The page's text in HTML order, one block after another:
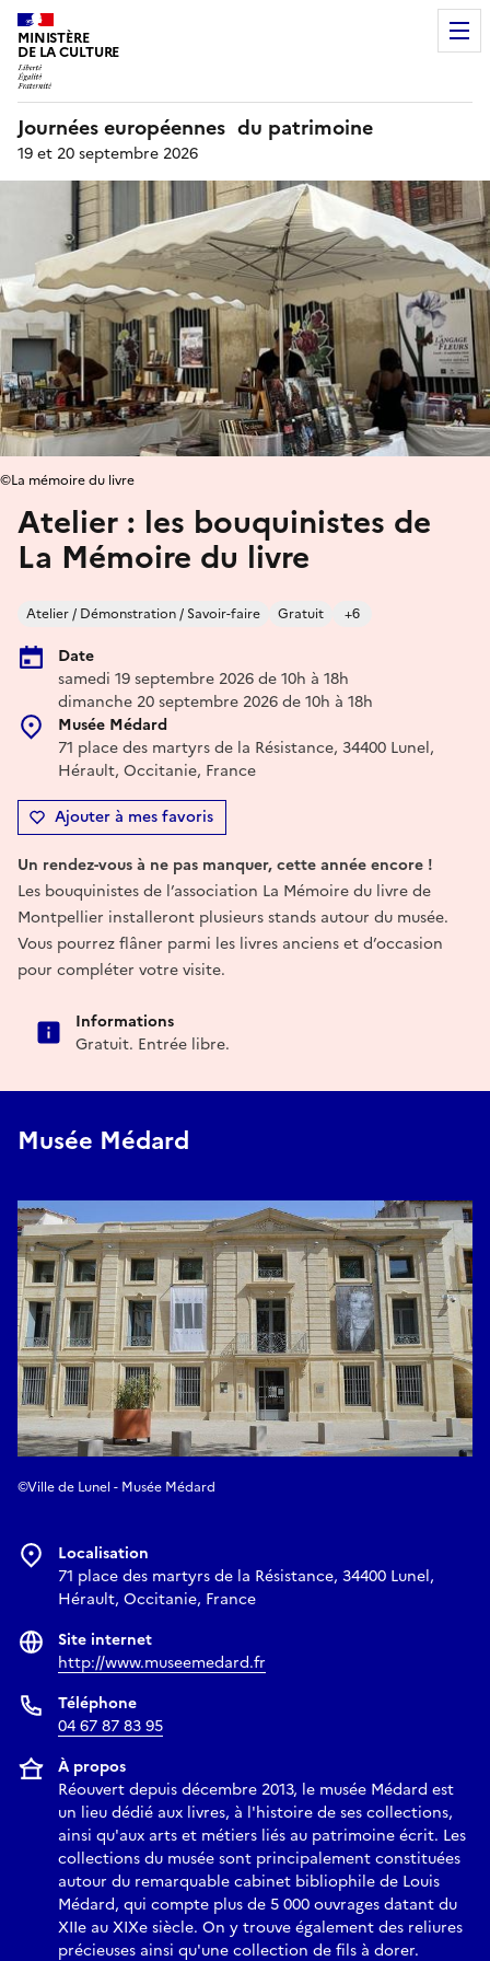
MINISTÈRE
DE LA CULTURE
Journées européennes du patrimoine
19 et 20 septembre 2026
Atelier : les bouquinistes de
La Mémoire du livre
Atelier / Démonstration / Savoir-faire Gratuit +6
Date
samedi 19 septembre 2026 de 10h à 18h
dimanche 20 septembre 2026 de 10h à 18h
Musée Médard
71 place des martyrs de la Résistance, 34400 Lunel,
Hérault, Occitanie, France
Ajouter à mes favoris
©La mémoire du livre
Un rendez-vous à ne pas manquer, cette année encore !
Les bouquinistes de l’association La Mémoire du livre de
Montpellier installeront plusieurs stands autour du musée.
Vous pourrez flâner parmi les livres anciens et d’occasion
pour compléter votre visite.
Informations
Gratuit. Entrée libre.
Musée Médard
©Ville de Lunel - Musée Médard
Localisation
71 place des martyrs de la Résistance, 34400 Lunel,
Hérault, Occitanie, France
Site internet
http://www.museemedard.fr
Téléphone
04 67 87 83 95
À propos
Réouvert depuis décembre 2013, le musée Médard est
un lieu dédié aux livres, à l'histoire de ses collections,
ainsi qu'aux arts et métiers liés au patrimoine écrit. Les
collections du musée sont principalement constituées
autour du remarquable cabinet bibliophile de Louis
Médard, qui compte plus de 5 000 ouvrages datant du
XIIe au XIXe siècle. On y trouve également des reliures
précieuses ainsi qu'une collection de fils à dorer.